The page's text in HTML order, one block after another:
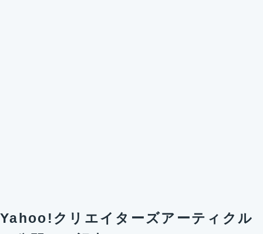
Yahoo!クリエイターズアーティクル